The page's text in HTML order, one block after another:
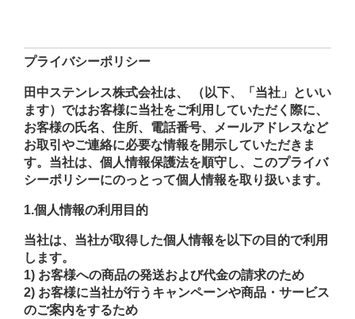
プライバシーポリシー
田中ステンレス株式会社は、 （以下、「当社」といい
ます）ではお客様に当社をご利用していただく際に、
お客様の氏名、住所、電話番号、メールアドレスなど
お取引やご連絡に必要な情報を開示していただきま
す。当社は、個人情報保護法を順守し、このプライバ
シーポリシーにのっとって個人情報を取り扱います。
1.個人情報の利用目的
当社は、当社が取得した個人情報を以下の目的で利用
します。
1) お客様への商品の発送および代金の請求のため
2) お客様に当社が行うキャンペーンや商品・サービス
のご案内をするため